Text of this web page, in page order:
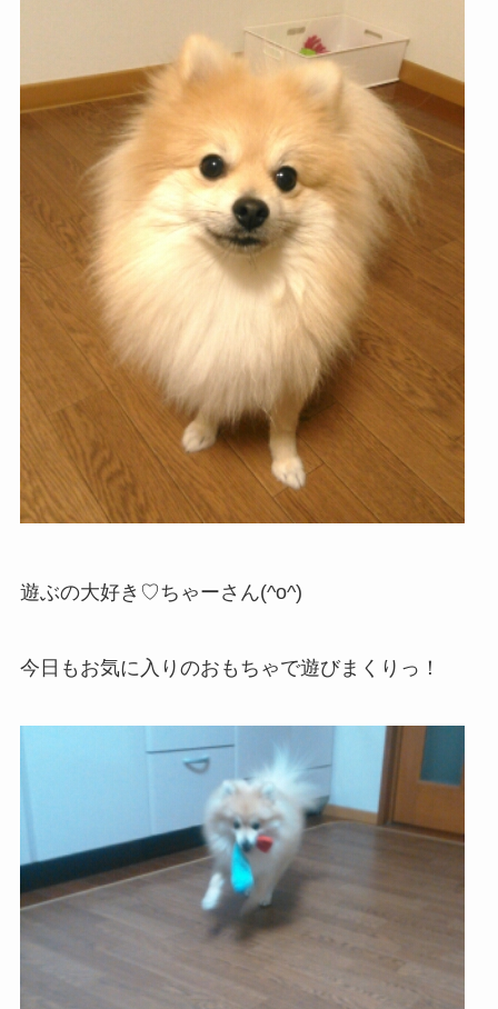
遊ぶの大好き♡ちゃーさん(^o^)
今日もお気に入りのおもちゃで遊びまくりっ！